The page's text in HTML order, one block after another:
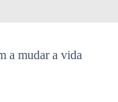
a mudar a vida